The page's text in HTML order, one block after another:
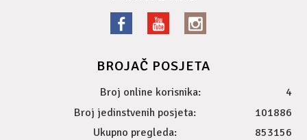
BROJAČ POSJETA
Broj online korisnika:
4
Broj jedinstvenih posjeta:
101886
Ukupno pregleda:
853156